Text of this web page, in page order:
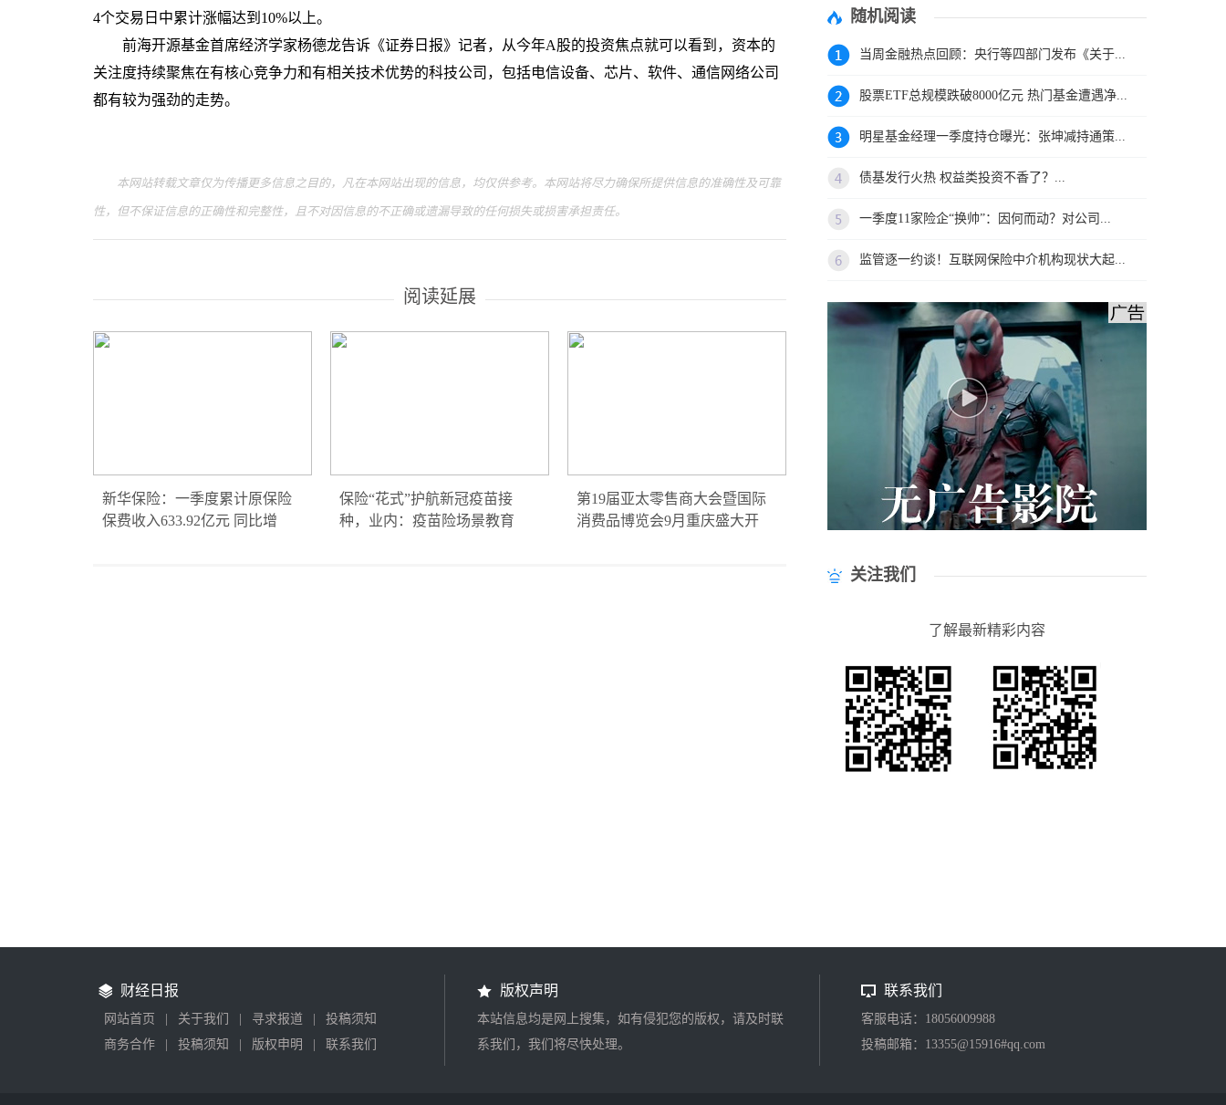
4个交易日中累计涨幅达到10%以上。
前海开源基金首席经济学家杨德龙告诉《证券日报》记者，从今年A股的投资焦点就可以看到，资本的
关注度持续聚焦在有核心竞争力和有相关技术优势的科技公司，包括电信设备、芯片、软件、通信网络公司
都有较为强劲的走势。
本网站转载文章仅为传播更多信息之目的，凡在本网站出现的信息，均仅供参考。本网站将尽力确保所提供信息的准确性及可靠
性，但不保证信息的正确性和完整性，且不对因信息的不正确或遗漏导致的任何损失或损害承担责任。
阅读延展
新华保险：一季度累计原保险
保费收入633.92亿元 同比增
保险“花式”护航新冠疫苗接
种，业内：疫苗险场景教育
第19届亚太零售商大会暨国际
消费品博览会9月重庆盛大开
随机阅读
当周金融热点回顾：央行等四部门发布《关于...
股票ETF总规模跌破8000亿元 热门基金遭遇净...
明星基金经理一季度持仓曝光：张坤减持通策...
债基发行火热 权益类投资不香了？...
一季度11家险企“换帅”：因何而动？对公司...
监管逐一约谈！互联网保险中介机构现状大起...
关注我们
了解最新精彩内容
财经日报
网站首页 关于我们 寻求报道
投稿须知
商务合作
投稿须知 版权申明 联系我们
版权声明
本站信息均是网上搜集，如有侵犯您的版权，请及时联
系我们，我们将尽快处理。
联系我们
客服电话：18056009988
投稿邮箱：13355@15916#qq.com